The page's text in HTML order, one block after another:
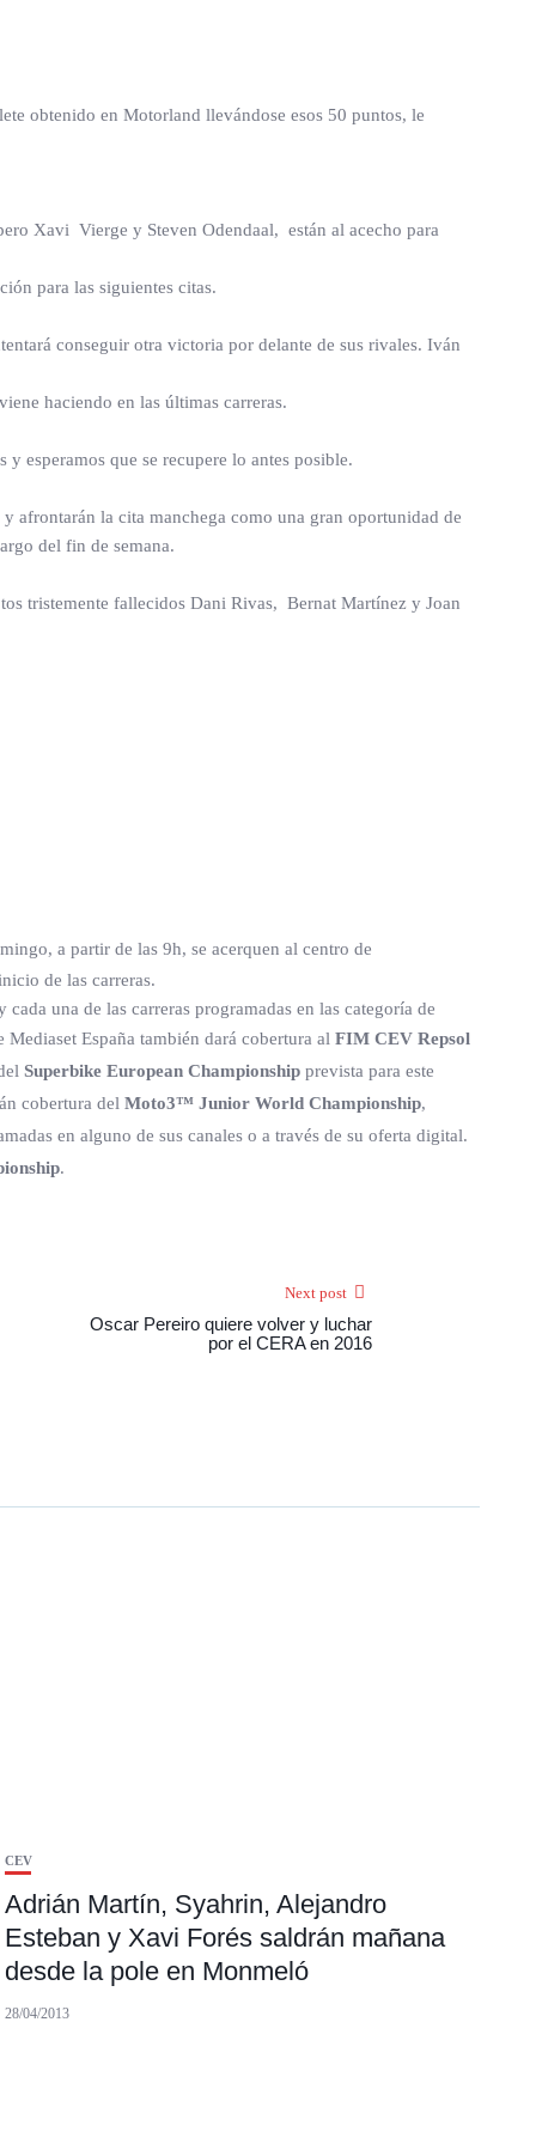
obtenido en Motorland llevándose esos 50 puntos, le
Xavi Vierge y Steven Odendaal, están al acecho para
para las siguientes citas.
conseguir otra victoria por delante de sus rivales. Iván
haciendo en las últimas carreras.
esperamos que se recupere lo antes posible.
afrontarán la cita manchega como una gran oportunidad de
del fin de semana.
tristemente fallecidos Dani Rivas, Bernat Martínez y Joan
a partir de las 9h, se acerquen al centro de
de las carreras.
una de las carreras programadas en las categoría de
Mediaset España también dará cobertura al FIM CEV Repsol
Superbike European Championship prevista para este
cobertura del Moto3™ Junior World Championship,
en alguno de sus canales o a través de su oferta digital.
.
Next post
Oscar Pereiro quiere volver y luchar
por el CERA en 2016
CEV
Adrián Martín, Syahrin, Alejandro
Esteban y Xavi Forés saldrán mañana
desde la pole en Monmeló
28/04/2013